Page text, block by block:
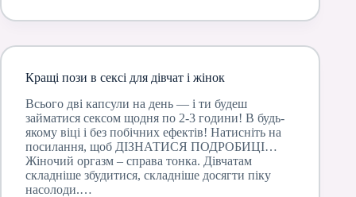
Кращі пози в сексі для дівчат і жінок
Всього дві капсули на день — і ти будеш
займатися сексом щодня по 2-3 години! В будь-
якому віці і без побічних ефектів! Натисніть на
посилання, щоб ДІЗНАТИСЯ ПОДРОБИЦІ…
Жіночий оргазм – справа тонка. Дівчатам
складніше збудитися, складніше досягти піку
насолоди.…